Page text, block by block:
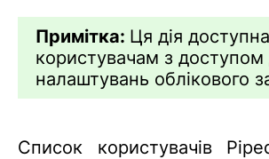
Примітка: Ця дія
користувачам з доступом
налаштувань облікового
Список користувачів